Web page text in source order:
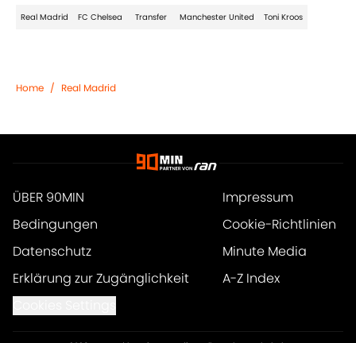
Real Madrid FC Chelsea Transfer Manchester United Toni Kroos
Home / Real Madrid
ÜBER 90MIN
Impressum
Bedingungen
Cookie-Richtlinien
Datenschutz
Minute Media
Erklärung zur Zugänglichkeit
A-Z Index